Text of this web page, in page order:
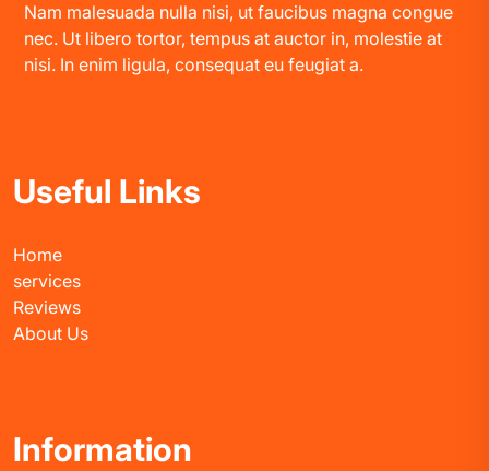
Nam malesuada nulla nisi, ut faucibus magna congue
nec. Ut libero tortor, tempus at auctor in, molestie at
nisi. In enim ligula, consequat eu feugiat a.
Useful Links
Home
services
Reviews
About Us
Information